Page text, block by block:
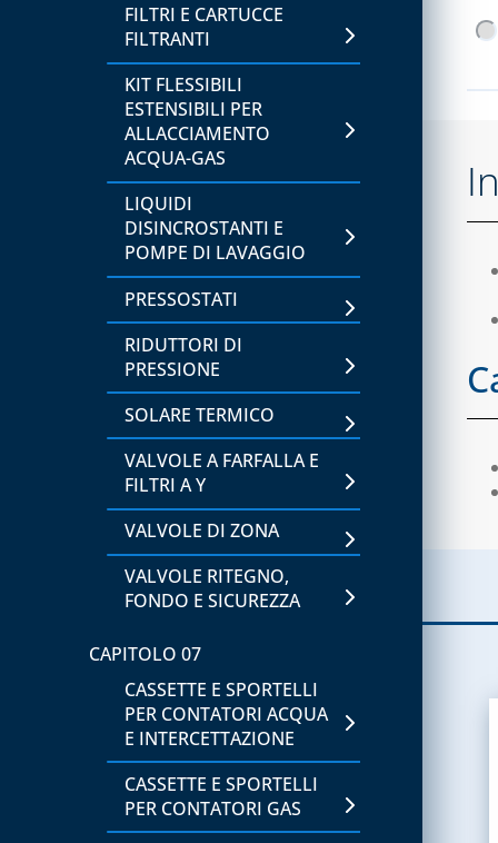
CAPITOLO 09
STAFFE
CAPITOLO 10
SUPPORTI E PROTEZIONI
CAPITOLO 11
CLIMA COVER
ACCESSORI PER IL
COMPLETAMENTO
ESTETICO E RICAMBI
CAPITOLO 12
ACCESSORI UNIVERSALI
PER CANALINE
CANALINA AFRIKA E
ACCESSORI
CANALINA ART-ECO AD
ACCESSORI
ACCESSORI
CANALINE EVA, SONIA E
ACCESSORI
CAPITOLO 13
ACCESSORI PER SCARICO
FILTRI E CARTUCCE
FILTRANTI
KIT FLESSIBILI
ESTENSIBILI PER
ALLACCIAMENTO
ACQUA-GAS
LIQUIDI
DISINCROSTANTI E
POMPE DI LAVAGGIO
PRESSOSTATI
RIDUTTORI DI
PRESSIONE
SOLARE TERMICO
VALVOLE A FARFALLA E
FILTRI A Y
VALVOLE DI ZONA
VALVOLE RITEGNO,
FONDO E SICUREZZA
CAPITOLO 07
CASSETTE E SPORTELLI
PER CONTATORI ACQUA
E INTERCETTAZIONE
CASSETTE E SPORTELLI
PER CONTATORI GAS